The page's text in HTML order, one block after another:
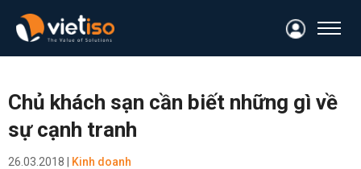
Chủ khách sạn cần biết những gì về
sự cạnh tranh
26.03.2018 | Kinh doanh